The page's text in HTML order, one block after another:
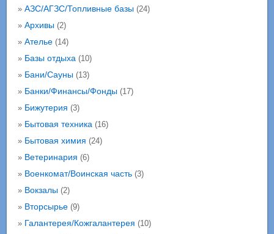
» АЗС/АГЗС/Топливные базы(24)
» Архивы(2)
» Ателье(14)
» Базы отдыха(10)
» Бани/Сауны(13)
» Банки/Финансы/Фонды(17)
» Бижутерия (3)
» Бытовая техника(16)
» Бытовая химия (24)
» Ветеринария (6)
» Военкомат/Воинская часть(3)
» Вокзалы(2)
» Вторсырье(9)
» Галантерея/Кожгалантерея (10)